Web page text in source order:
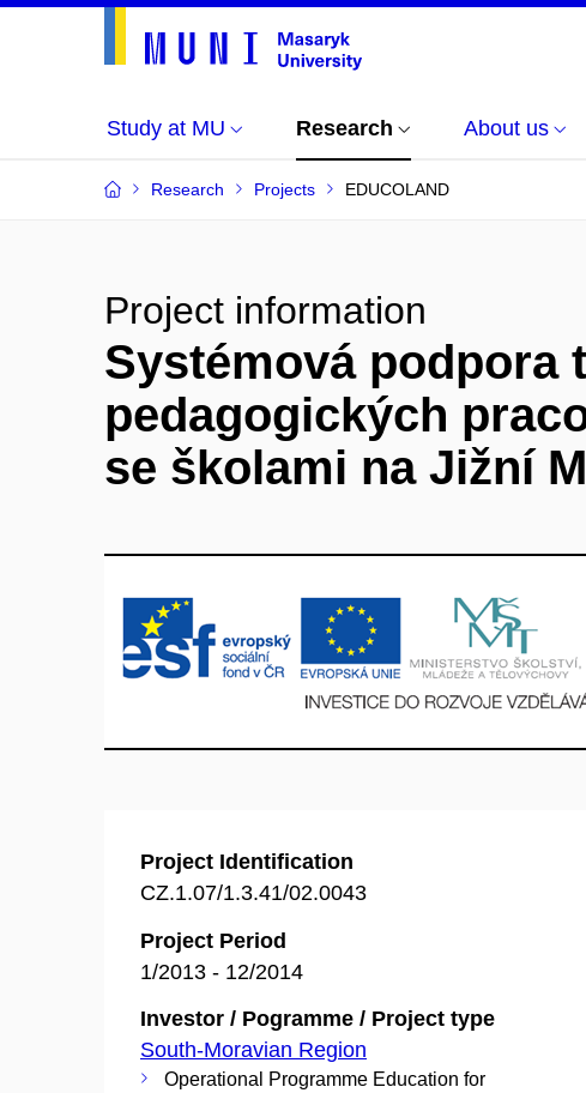
Study at MU Research About us
Research Projects EDUCOLAND
Project information
Systémová podpora
pedagogických
se školami na Jižní
Project Identification
CZ.1.07/1.3.41/02.0043
Project Period
1/2013 - 12/2014
Investor / Pogramme / Project type
South-Moravian Region
Operational Programme Education for